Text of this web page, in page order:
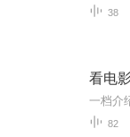
38
看电
一档介
82